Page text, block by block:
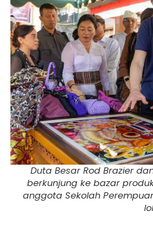
Duta Besar Rod Brazier
berkunjung ke bazar
anggota Sekolah